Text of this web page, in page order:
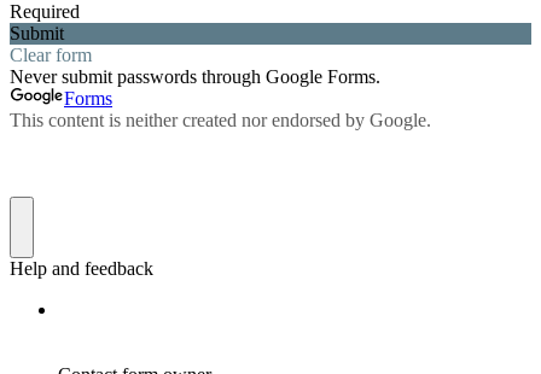
Required
Submit
Clear form
Never submit passwords through Google Forms.
Forms
This content is neither created nor endorsed by Google.
Help and feedback